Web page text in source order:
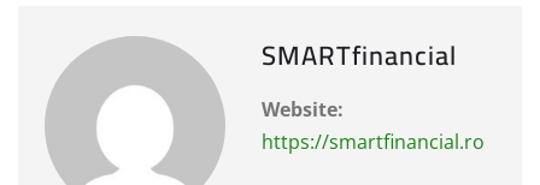
SMARTfinancial
Website:
https://smartfinancial.ro